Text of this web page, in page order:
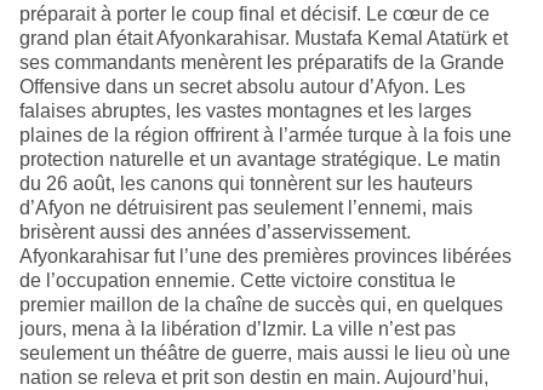
préparait à porter le coup final et décisif. Le cœur de ce
grand plan était Afyonkarahisar. Mustafa Kemal Atatürk et
ses commandants menèrent les préparatifs de la Grande
Offensive dans un secret absolu autour d’Afyon. Les
falaises abruptes, les vastes montagnes et les larges
plaines de la région offrirent à l’armée turque à la fois une
protection naturelle et un avantage stratégique. Le matin
du 26 août, les canons qui tonnèrent sur les hauteurs
d’Afyon ne détruisirent pas seulement l’ennemi, mais
brisèrent aussi des années d’asservissement.
Afyonkarahisar fut l’une des premières provinces libérées
de l’occupation ennemie. Cette victoire constitua le
premier maillon de la chaîne de succès qui, en quelques
jours, mena à la libération d’Izmir. La ville n’est pas
seulement un théâtre de guerre, mais aussi le lieu où une
nation se releva et prit son destin en main. Aujourd’hui,